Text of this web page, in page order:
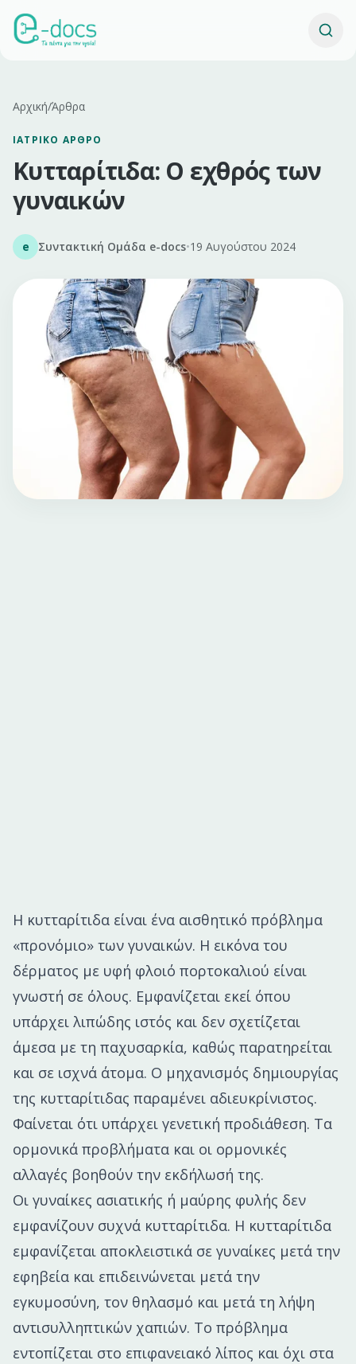
Αρχική/Άρθρα
ΙΑΤΡΙΚΌ ΆΡΘΡΟ
Κυτταρίτιδα: Ο εχθρός των
γυναικών
e Συντακτική Ομάδα e-docs•19 Αυγούστου 2024
Η κυτταρίτιδα είναι ένα αισθητικό πρόβλημα
«προνόμιο» των γυναικών. Η εικόνα του
δέρματος με υφή φλοιό πορτοκαλιού είναι
γνωστή σε όλους. Εμφανίζεται εκεί όπου
υπάρχει λιπώδης ιστός και δεν σχετίζεται
άμεσα με τη παχυσαρκία, καθώς παρατηρείται
και σε ισχνά άτομα. Ο μηχανισμός δημιουργίας
της κυτταρίτιδας παραμένει αδιευκρίνιστος.
Φαίνεται ότι υπάρχει γενετική προδιάθεση. Τα
ορμονικά προβλήματα και οι ορμονικές
αλλαγές βοηθούν την εκδήλωσή της.
Οι γυναίκες ασιατικής ή μαύρης φυλής δεν
εμφανίζουν συχνά κυτταρίτιδα. Η κυτταρίτιδα
εμφανίζεται αποκλειστικά σε γυναίκες μετά την
εφηβεία και επιδεινώνεται μετά την
εγκυμοσύνη, τον θηλασμό και μετά τη λήψη
αντισυλληπτικών χαπιών. Το πρόβλημα
εντοπίζεται στο επιφανειακό λίπος και όχι στα